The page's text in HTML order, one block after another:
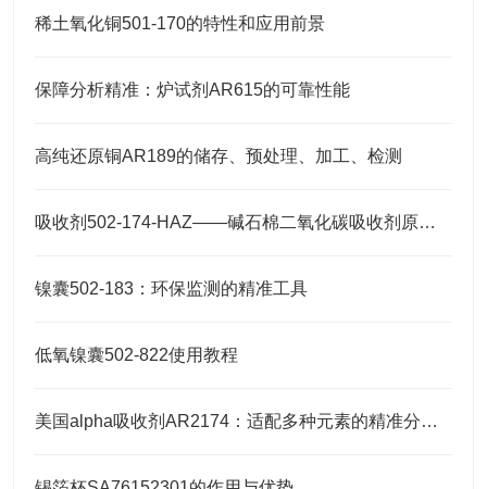
稀土氧化铜501-170的特性和应用前景
保障分析精准：炉试剂AR615的可靠性能
高纯还原铜AR189的储存、预处理、加工、检测
吸收剂502-174-HAZ——碱石棉二氧化碳吸收剂原理与元素分析及气体净化应用
镍囊502-183：环保监测的精准工具
低氧镍囊502-822使用教程
美国alpha吸收剂AR2174：适配多种元素的精准分析需求